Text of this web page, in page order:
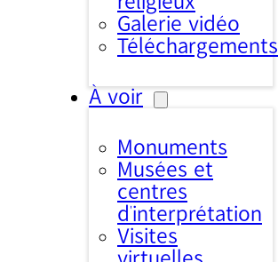
Galerie vidéo
Téléchargements
À voir
Monuments
Musées et
centres
d’interprétation
Visites